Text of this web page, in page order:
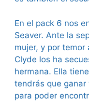
En el pack 6 nos
Seaver. Ante la
mujer, y por temor
Clyde los ha
hermana. Ella
tendrás que
para poder